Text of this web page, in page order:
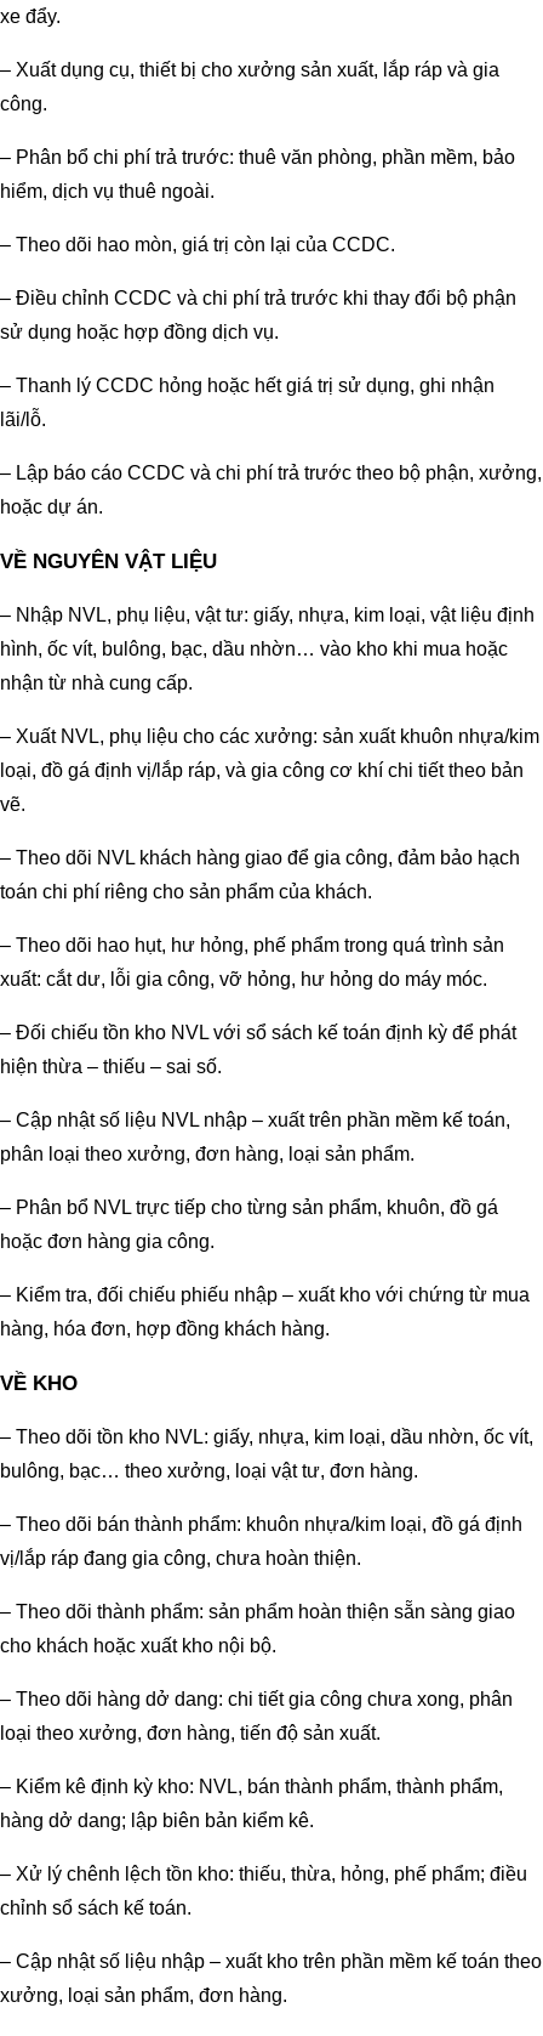
xe đẩy.
– Xuất dụng cụ, thiết bị cho xưởng sản xuất, lắp ráp và gia
công.
– Phân bổ chi phí trả trước: thuê văn phòng, phần mềm, bảo
hiểm, dịch vụ thuê ngoài.
– Theo dõi hao mòn, giá trị còn lại của CCDC.
– Điều chỉnh CCDC và chi phí trả trước khi thay đổi bộ phận
sử dụng hoặc hợp đồng dịch vụ.
– Thanh lý CCDC hỏng hoặc hết giá trị sử dụng, ghi nhận
lãi/lỗ.
– Lập báo cáo CCDC và chi phí trả trước theo bộ phận, xưởng,
hoặc dự án.
VỀ NGUYÊN VẬT LIỆU
– Nhập NVL, phụ liệu, vật tư: giấy, nhựa, kim loại, vật liệu định
hình, ốc vít, bulông, bạc, dầu nhờn… vào kho khi mua hoặc
nhận từ nhà cung cấp.
– Xuất NVL, phụ liệu cho các xưởng: sản xuất khuôn nhựa/kim
loại, đồ gá định vị/lắp ráp, và gia công cơ khí chi tiết theo bản
vẽ.
– Theo dõi NVL khách hàng giao để gia công, đảm bảo hạch
toán chi phí riêng cho sản phẩm của khách.
– Theo dõi hao hụt, hư hỏng, phế phẩm trong quá trình sản
xuất: cắt dư, lỗi gia công, vỡ hỏng, hư hỏng do máy móc.
– Đối chiếu tồn kho NVL với sổ sách kế toán định kỳ để phát
hiện thừa – thiếu – sai số.
– Cập nhật số liệu NVL nhập – xuất trên phần mềm kế toán,
phân loại theo xưởng, đơn hàng, loại sản phẩm.
– Phân bổ NVL trực tiếp cho từng sản phẩm, khuôn, đồ gá
hoặc đơn hàng gia công.
– Kiểm tra, đối chiếu phiếu nhập – xuất kho với chứng từ mua
hàng, hóa đơn, hợp đồng khách hàng.
VỀ KHO
– Theo dõi tồn kho NVL: giấy, nhựa, kim loại, dầu nhờn, ốc vít,
bulông, bạc… theo xưởng, loại vật tư, đơn hàng.
– Theo dõi bán thành phẩm: khuôn nhựa/kim loại, đồ gá định
vị/lắp ráp đang gia công, chưa hoàn thiện.
– Theo dõi thành phẩm: sản phẩm hoàn thiện sẵn sàng giao
cho khách hoặc xuất kho nội bộ.
– Theo dõi hàng dở dang: chi tiết gia công chưa xong, phân
loại theo xưởng, đơn hàng, tiến độ sản xuất.
– Kiểm kê định kỳ kho: NVL, bán thành phẩm, thành phẩm,
hàng dở dang; lập biên bản kiểm kê.
– Xử lý chênh lệch tồn kho: thiếu, thừa, hỏng, phế phẩm; điều
chỉnh sổ sách kế toán.
– Cập nhật số liệu nhập – xuất kho trên phần mềm kế toán theo
xưởng, loại sản phẩm, đơn hàng.